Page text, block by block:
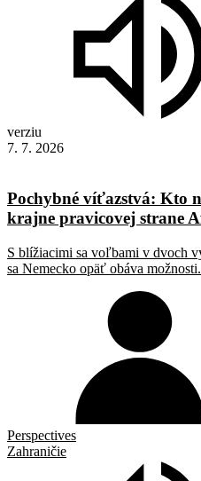
verziu
7. 7. 2026
Pochybné víťazstvá: Kto
krajne pravicovej strane
S blížiacimi sa voľbami v dvoch
sa Nemecko opäť obáva
Perspectives
Zahraničie